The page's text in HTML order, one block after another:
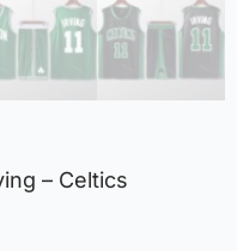
– Celtics